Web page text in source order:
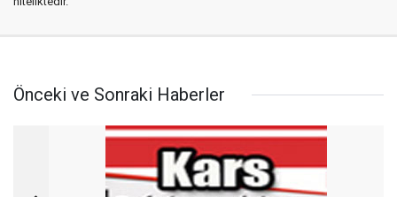
Önceki ve Sonraki Haberler